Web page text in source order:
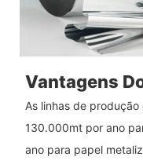
Vantagens
As linhas de
130.000mt por ano
ano para papel